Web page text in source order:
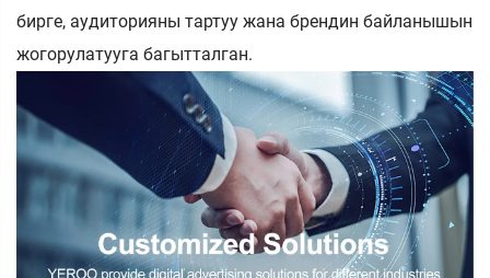
бирге, аудиторияны тартуу жана брендин байланышын
жогорулатууга багытталган.